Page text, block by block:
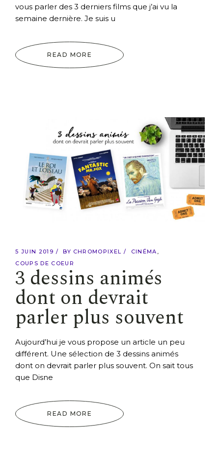
vous parler des 3 derniers films que j’ai vu la
semaine dernière. Je suis u
READ MORE
5 JUIN 2019 BY CHROMOPIXEL
CINÉMA
COUPS DE COEUR
3 dessins animés
dont on devrait
parler plus souvent
Aujourd’hui je vous propose un article un peu
différent. Une sélection de 3 dessins animés
dont on devrait parler plus souvent. On sait tous
que Disne
READ MORE